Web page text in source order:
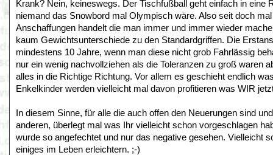
Krank? Nein, keineswegs. Der Tischfußball geht einfach in
niemand das Snowbord mal Olympisch wäre. Also seit doch
Anschaffungen handelt die man immer und immer wieder
kaum Gewichtsunterschiede zu den Standardgriffen. Die
mindestens 10 Jahre, wenn man diese nicht grob Fahrlässig
nur ein wenig nachvollziehen als die Toleranzen zu groß waren
alles in die Richtige Richtung. Vor allem es geschieht endlich
Enkelkinder werden vielleicht mal davon profitieren was WIR
In diesem Sinne, für alle die auch offen den Neuerungen sind
anderen, überlegt mal was Ihr vielleicht schon vorgeschlagen
wurde so angefechtet und nur das negative gesehen. Vielleicht
einiges im Leben erleichtern. ;-)